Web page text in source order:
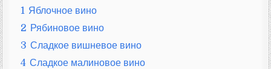
1 Яблочное вино
2 Рябиновое вино
3 Сладкое вишневое вино
4 Сладкое малиновое вино